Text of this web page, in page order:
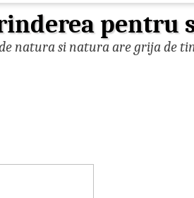
pentru
natura si natura are grija de